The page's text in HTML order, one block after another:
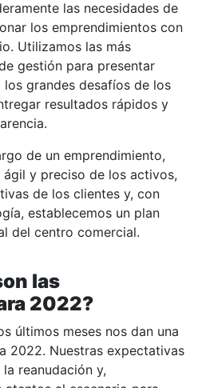
las necesidades de
los emprendimientos con
Utilizamos las más
gestión para presentar
grandes desafíos de los
resultados rápidos y
de un emprendimiento,
y preciso de los activos,
de los clientes y, con
establecemos un plan
del centro comercial.
las
2022?
últimos meses nos dan una
2022. Nuestras expectativas
reanudación y,